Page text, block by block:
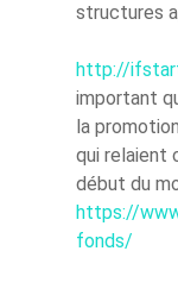
structures
http://
important
la
qui relaient
début du
https://
fonds/